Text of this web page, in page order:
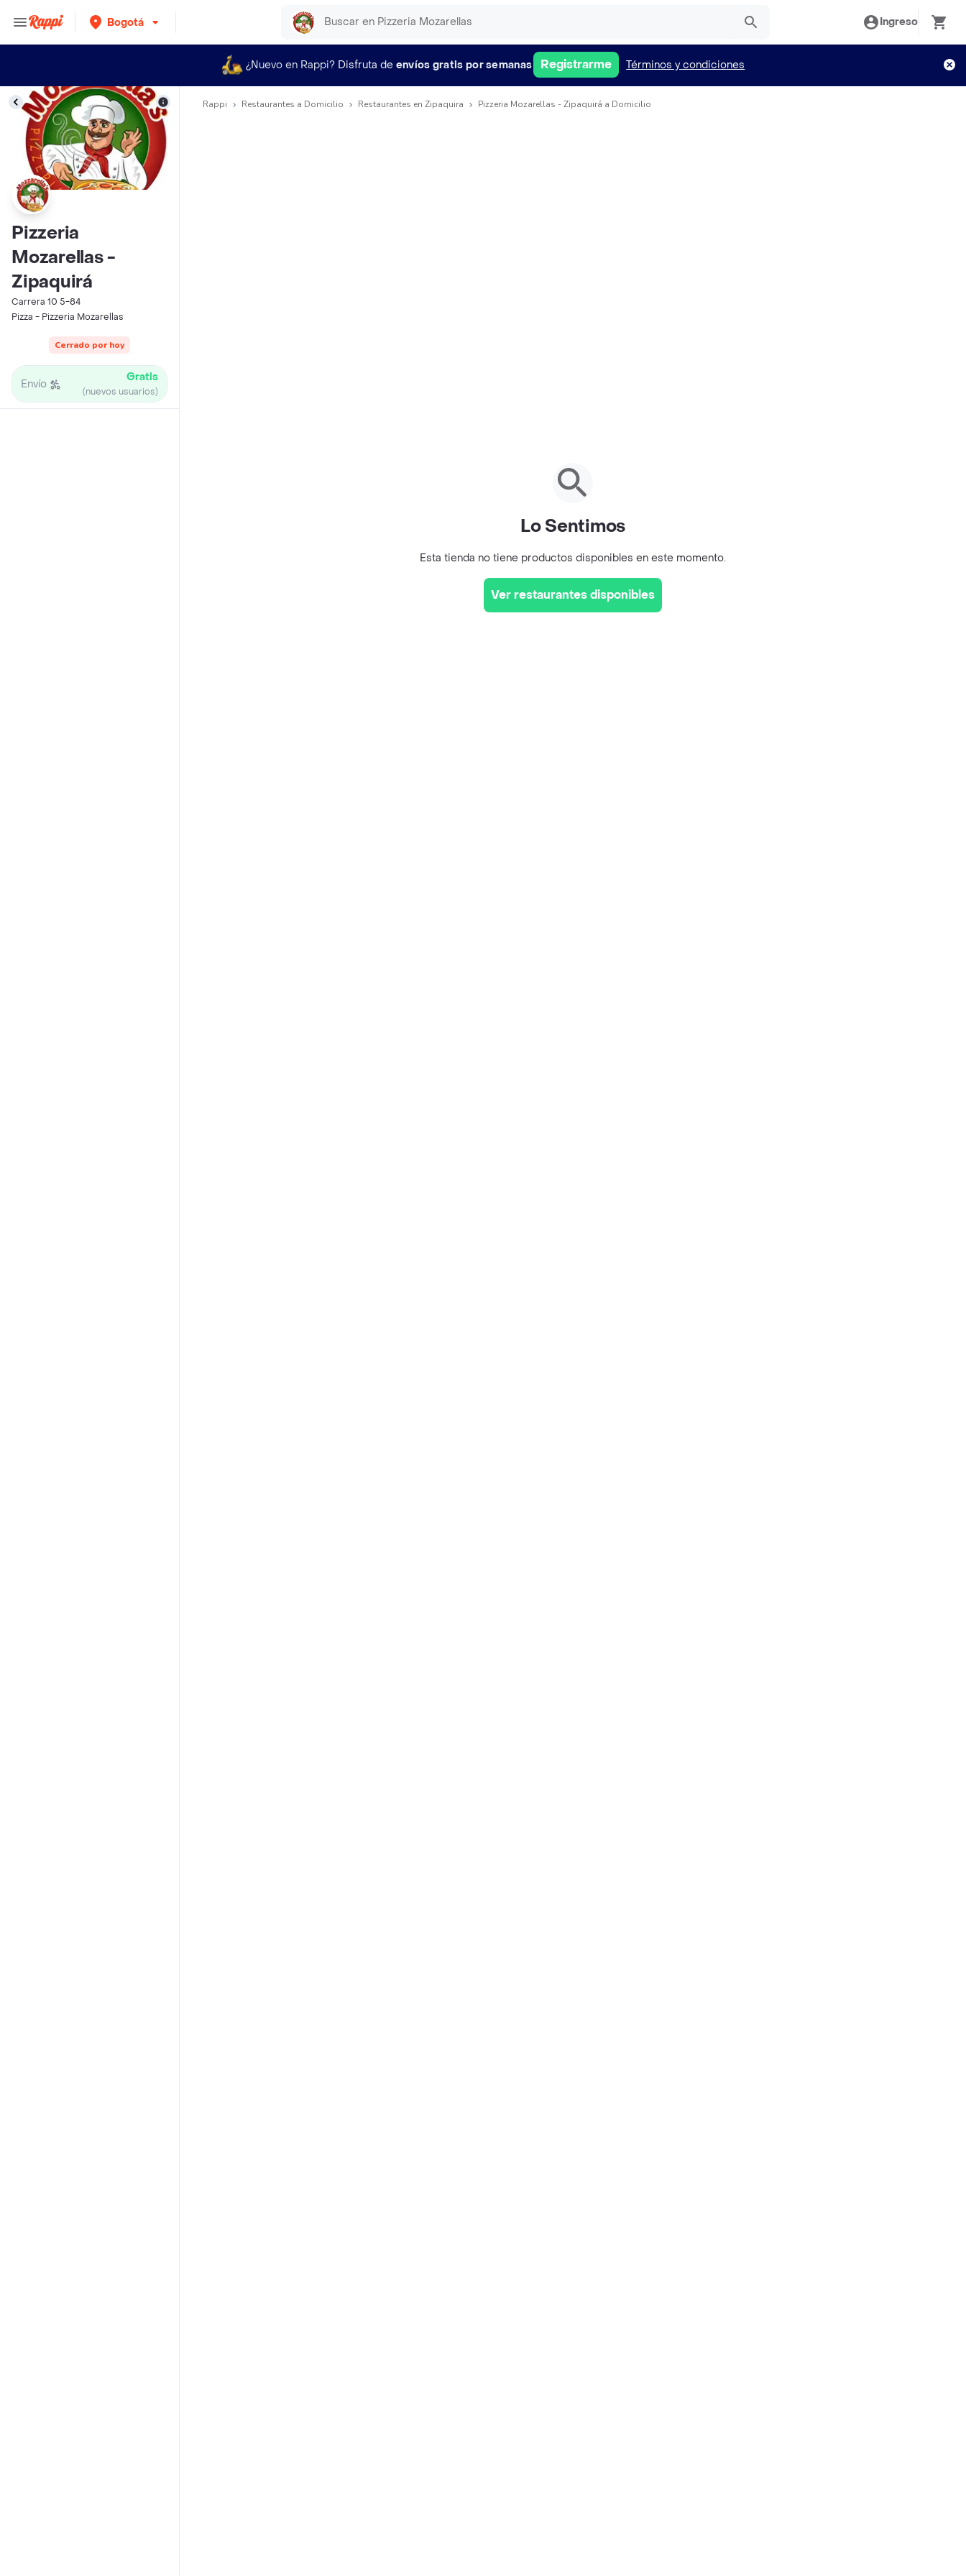
Bogotá Ingreso
¿Nuevo en Rappi? Disfruta de envíos gratis por semanas Registrarme Términos y condiciones
Pizzeria
Mozarellas -
Zipaquirá
Carrera 10 5-84
Pizza - Pizzeria Mozarellas
Cerrado por hoy
Envío Gratis
(nuevos usuarios)
Rappi Restaurantes a Domicilio Restaurantes en Zipaquira Pizzeria Mozarellas - Zipaquirá a Domicilio
Lo Sentimos
Esta tienda no tiene productos disponibles en este momento.
Ver restaurantes disponibles